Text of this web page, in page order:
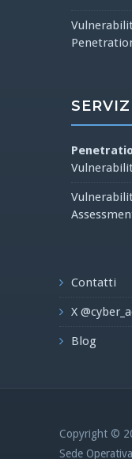
Contatti
X
Blog
Copyright ©
Sede